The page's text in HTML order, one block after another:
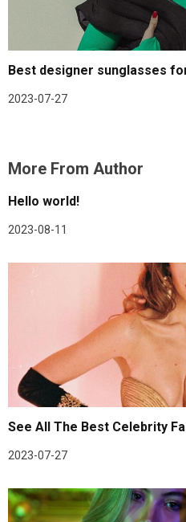
Best designer sunglasses
2023-07-27
More From Author
Hello world!
2023-08-11
See All The Best Celebrity
2023-07-27